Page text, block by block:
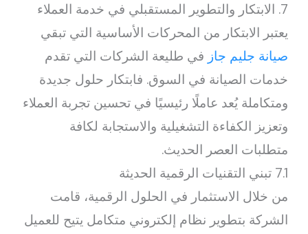
7. الابتكار والتطوير المستقبلي في خدمة العملاء
يعتبر الابتكار من المحركات الأساسية التي تبقي
صيانة جليم جاز في طليعة الشركات التي تقدم
خدمات الصيانة في السوق. فابتكار حلول جديدة
ومتكاملة يُعد عاملًا رئيسيًا في تحسين تجربة العملاء
وتعزيز الكفاءة التشغيلية والاستجابة لكافة
متطلبات العصر الحديث.
7.1 تبني التقنيات الرقمية الحديثة
من خلال الاستثمار في الحلول الرقمية، قامت
الشركة بتطوير نظام إلكتروني متكامل يتيح للعميل